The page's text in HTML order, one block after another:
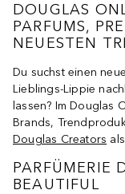
DOUGLAS
PARFUMS,
NEUESTEN
Du suchst einen
Lieblings-Lippie
lassen? Im Douglas
Brands,
Douglas Creators
PARFÜMERIE
BEAUTIFUL